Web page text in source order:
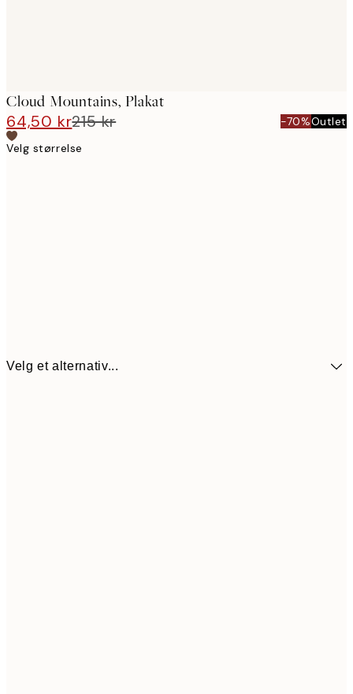
Cloud Mountains, Plakat
64,50 kr215 kr -70%Outlet
Velg størrelse
Velg et alternativ...